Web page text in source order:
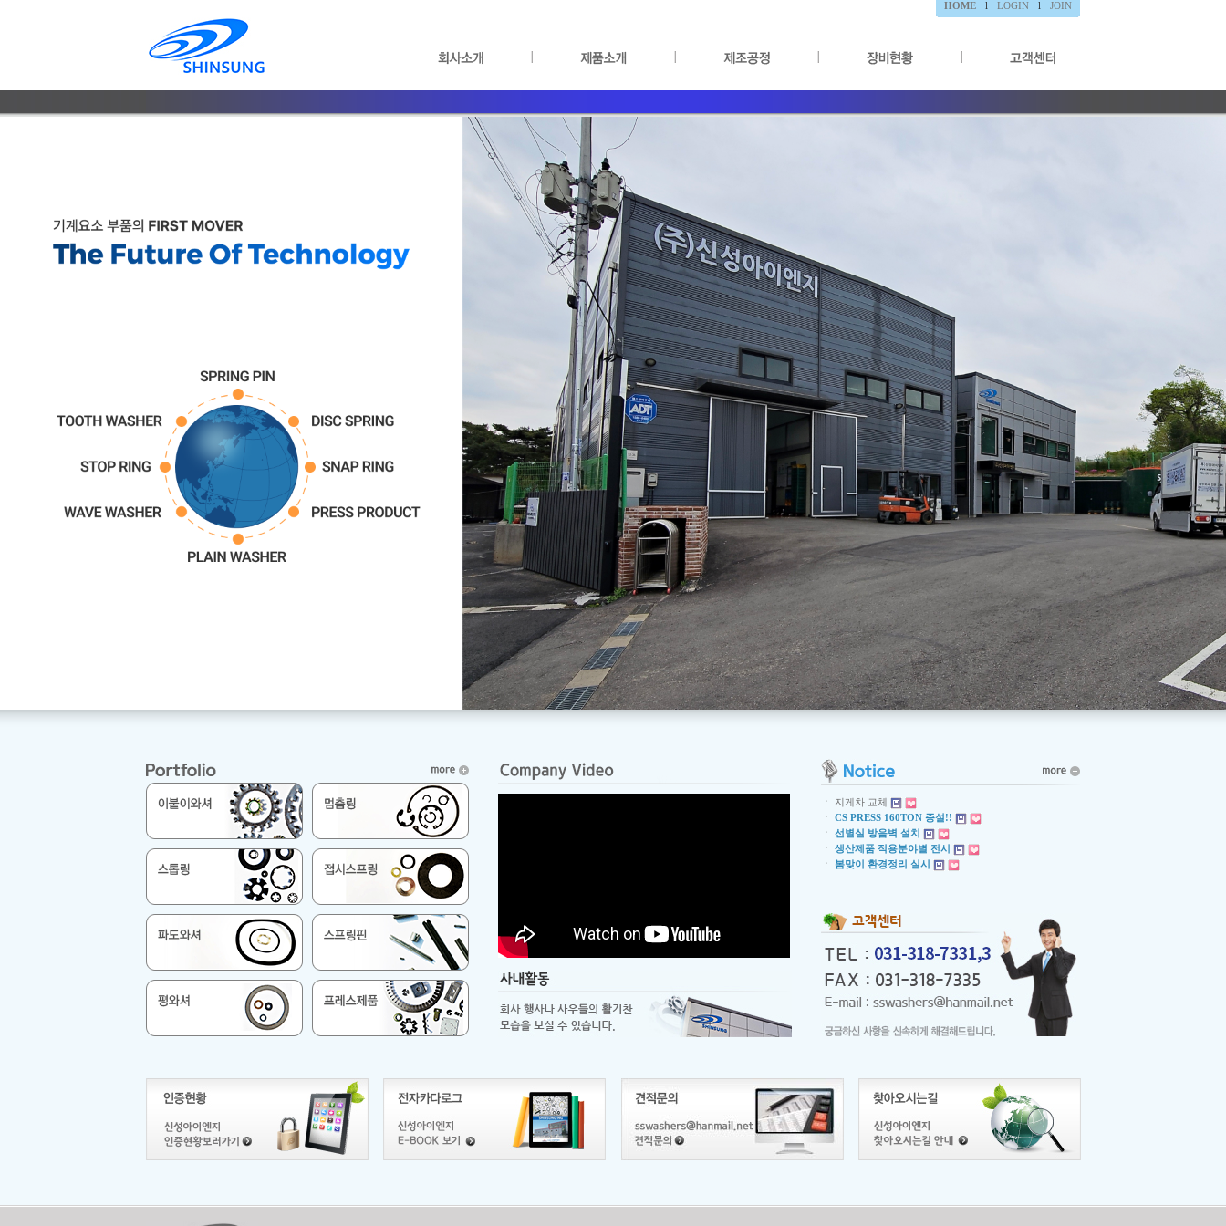
HOME l LOGIN l JOIN
ㆍ 지게차 교체
ㆍ CS PRESS 160TON 증설!!
ㆍ 선별실 방음벽 설치
ㆍ 생산제품 적용분야별 전시
ㆍ 봄맞이 환경정리 실시